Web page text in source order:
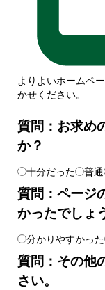
よりよいホームペ
かせください。
質問：お求め
か？
十分だった 普通
質問：ページ
かったでしょ
分かりやすかった
質問：その他
さい。